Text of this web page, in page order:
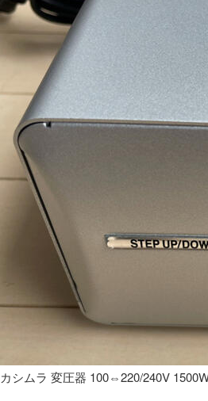
カシムラ 変圧器 100⇔220/240V